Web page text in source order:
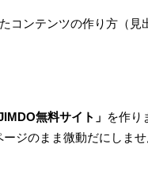
コンテンツの作り方（見
JIMDO無料サイト」 を作り
ジのまま微動だにしませ